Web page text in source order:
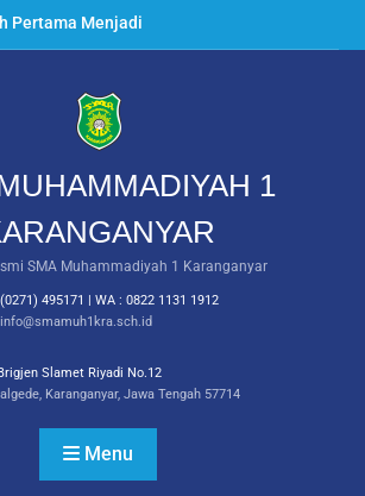
Pertama Menjadi
Berkarakter,
1
Dimulai
Menyapa
Baru, SMA
1
Gelar
Penuh Makna
Realisasi
1
SMA Muhammadiyah 1 Karanganyar
(0271) 495171 | WA : 0822 1131 1912
info@smamuh1kra.sch.id
Slamet Riyadi No.12
Karanganyar, Jawa Tengah 57714
Menu